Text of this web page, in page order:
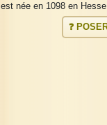
est née en 1098 en
❓